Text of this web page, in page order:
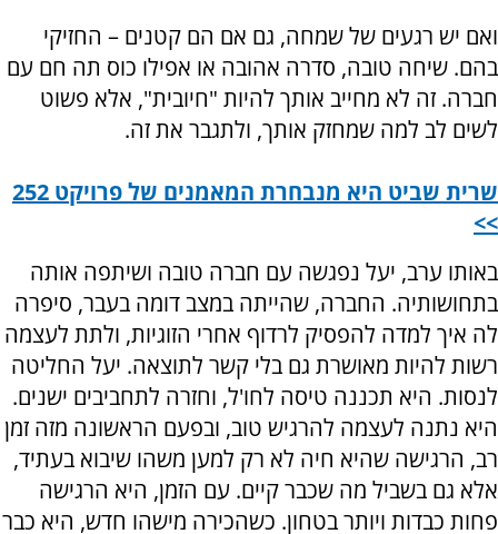
ואם יש רגעים של שמחה, גם אם הם קטנים – החזיקי
בהם. שיחה טובה, סדרה אהובה או אפילו כוס תה חם עם
חברה. זה לא מחייב אותך להיות "חיובית", אלא פשוט
לשים לב למה שמחזק אותך, ולתגבר את זה.
שרית שביט היא מנבחרת המאמנים של פרויקט 252
>>
באותו ערב, יעל נפגשה עם חברה טובה ושיתפה אותה
בתחושותיה. החברה, שהייתה במצב דומה בעבר, סיפרה
לה איך למדה להפסיק לרדוף אחרי הזוגיות, ולתת לעצמה
רשות להיות מאושרת גם בלי קשר לתוצאה. יעל החליטה
לנסות. היא תכננה טיסה לחו'ל, וחזרה לתחביבים ישנים.
היא נתנה לעצמה להרגיש טוב, ובפעם הראשונה מזה זמן
רב, הרגישה שהיא חיה לא רק למען משהו שיבוא בעתיד,
אלא גם בשביל מה שכבר קיים. עם הזמן, היא הרגישה
פחות כבדות ויותר בטחון. כשהכירה מישהו חדש, היא כבר